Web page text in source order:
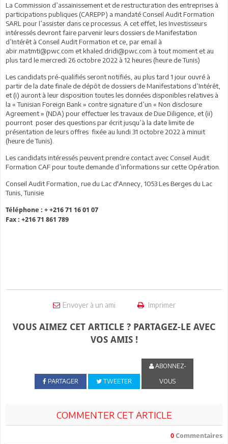
La Commission d’assainissement et de restructuration des entreprises à
participations publiques (CAREPP) a mandaté Conseil Audit Formation
SARL pour l’assister dans ce processus. A cet effet, les Investisseurs
intéressés devront faire parvenir leurs dossiers de Manifestation
d’Intérêt à Conseil Audit Formation et ce, par email à
abir.matmti@pwc.com et khaled.dridi@pwc.com à tout moment et au
plus tard le mercredi 26 octobre 2022 à 12 heures (heure de Tunis)
Les candidats pré-qualifiés seront notifiés, au plus tard 1 jour ouvré à
partir de la date finale de dépôt de dossiers de Manifestations d’Intérêt,
et (i) auront à leur disposition toutes les données disponibles relatives à
la « Tunisian Foreign Bank » contre signature d’un « Non disclosure
Agreement » (NDA) pour effectuer les travaux de Due Diligence, et (ii)
pourront poser des questions par écrit jusqu’à la date limite de
présentation de leurs offres fixée au lundi 31 octobre 2022 à minuit
(heure de Tunis).
Les candidats intéressés peuvent prendre contact avec Conseil Audit
Formation CAF pour toute demande d’informations sur cette Opération.
Conseil Audit Formation, rue du Lac d'Annecy, 1053 Les Berges du Lac
Tunis, Tunisie
Téléphone : + +216 71 16 01 07
Fax : +216 71 861 789
Envoyer à un ami Imprimer
VOUS AIMEZ CET ARTICLE ? PARTAGEZ-LE AVEC
VOS AMIS !
PARTAGER TWEETER
ABONNEZ-
VOUS
COMMENTER CET ARTICLE
0 Commentaires